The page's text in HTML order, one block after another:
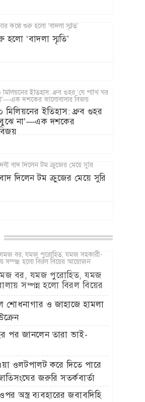
হলো ‘বাদলা স্মৃতি’
মিলিয়নের ইতিহাস: ধ্রুব গুহর
বুঝে না’—এক দশকের
দিলেন টম ক্রুজের মেয়ে সুরি
বর, যমজ পুরোহিত, যমজ
সম্পন্ন হলো বিরল বিয়ের
শোধনাগার ও জাহাজে হামলা
পর জানলেন তারা ভাই-
ওলটপালট করে দিতে পারে
জরুরি সতর্কবার্তা
ওপর অস্ত্র ব্যবহারের জবাবদিহি